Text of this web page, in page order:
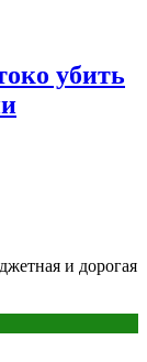
убить
и дорогая